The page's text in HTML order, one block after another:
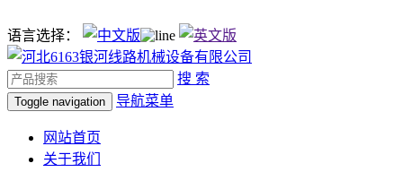
语言选择：
搜 索
Toggle navigation 导航菜单
网站首页
关于我们